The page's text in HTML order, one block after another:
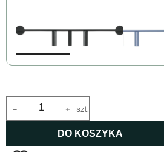
+
- szt.
DO KOSZYKA